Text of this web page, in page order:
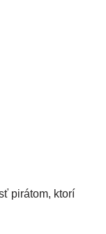
pirátom, ktorí